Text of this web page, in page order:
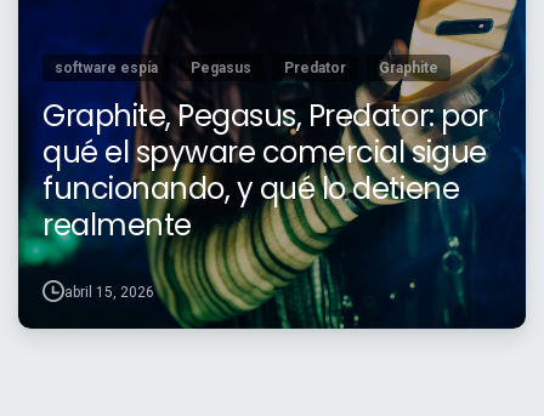
software espía Pegasus Predator Graphite
Graphite, Pegasus, Predator: por
qué el spyware comercial sigue
funcionando, y qué lo detiene
realmente
abril 15, 2026